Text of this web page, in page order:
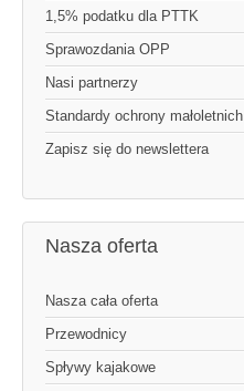
1,5% podatku dla PTTK
Sprawozdania OPP
Nasi partnerzy
Standardy ochrony małoletnich
Zapisz się do newslettera
Nasza oferta
Nasza cała oferta
Przewodnicy
Spływy kajakowe